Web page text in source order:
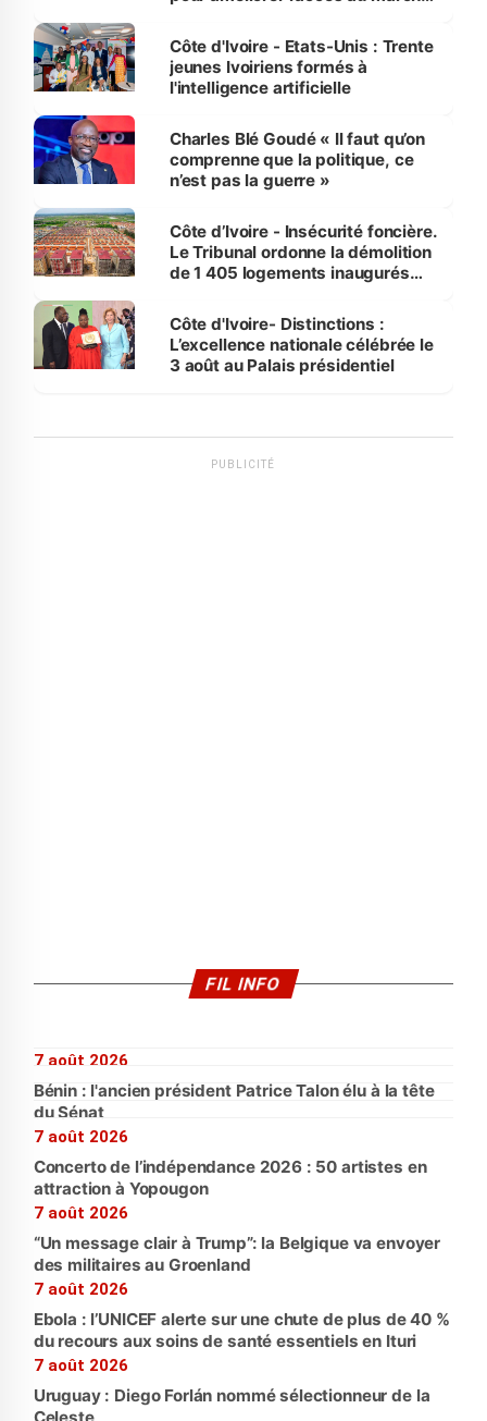
Côte d'Ivoire - Etats-Unis : Trente
jeunes Ivoiriens formés à
l'intelligence artificielle
Charles Blé Goudé « Il faut qu’on
comprenne que la politique, ce
n’est pas la guerre »
Côte d’Ivoire - Insécurité foncière.
Le Tribunal ordonne la démolition
de 1 405 logements inaugurés
Bassam
Côte d'Ivoire- Distinctions :
L’excellence nationale célébrée le
3 août au Palais présidentiel
PUBLICITÉ
FIL INFO
7 août 2026
Bénin : l'ancien président Patrice Talon élu à la tête
du Sénat
7 août 2026
Concerto de l’indépendance 2026 : 50 artistes en
attraction à Yopougon
7 août 2026
“Un message clair à Trump”: la Belgique va envoyer
des militaires au Groenland
7 août 2026
Ebola : l’UNICEF alerte sur une chute de plus de 40 %
du recours aux soins de santé essentiels en Ituri
7 août 2026
Uruguay : Diego Forlán nommé sélectionneur de la